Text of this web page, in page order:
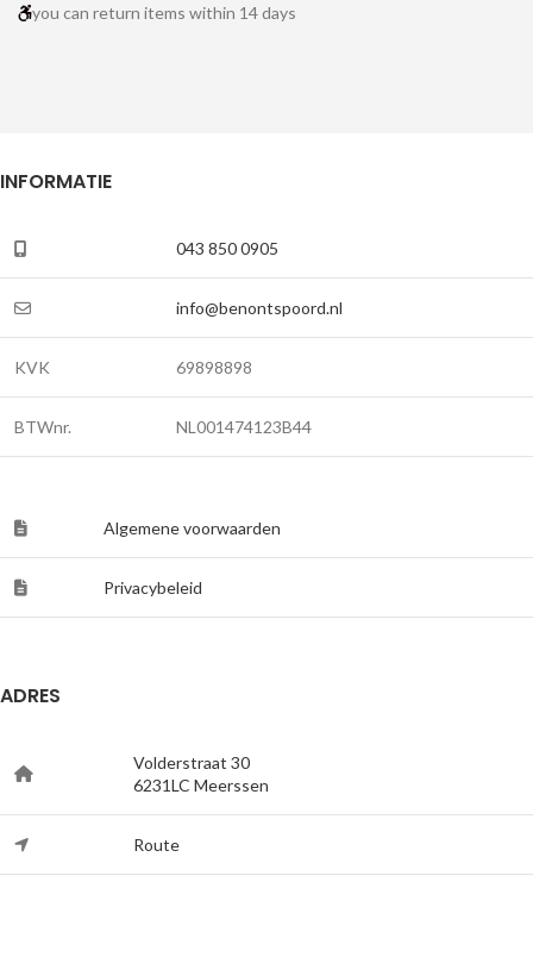
you can return items within 14 days
INFORMATIE
043 850 0905
info@benontspoord.nl
KVK 69898898
BTWnr. NL001474123B44
Algemene voorwaarden
Privacybeleid
ADRES
Volderstraat 30
6231LC Meerssen
Route